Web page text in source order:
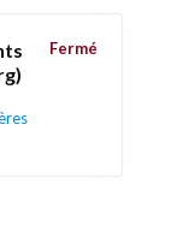
Fermé